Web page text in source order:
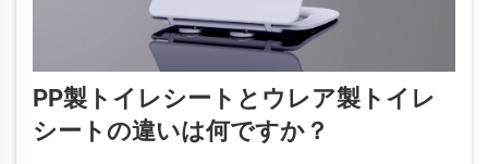
PP製トイレシートとウレア製トイレ
シートの違いは何ですか？